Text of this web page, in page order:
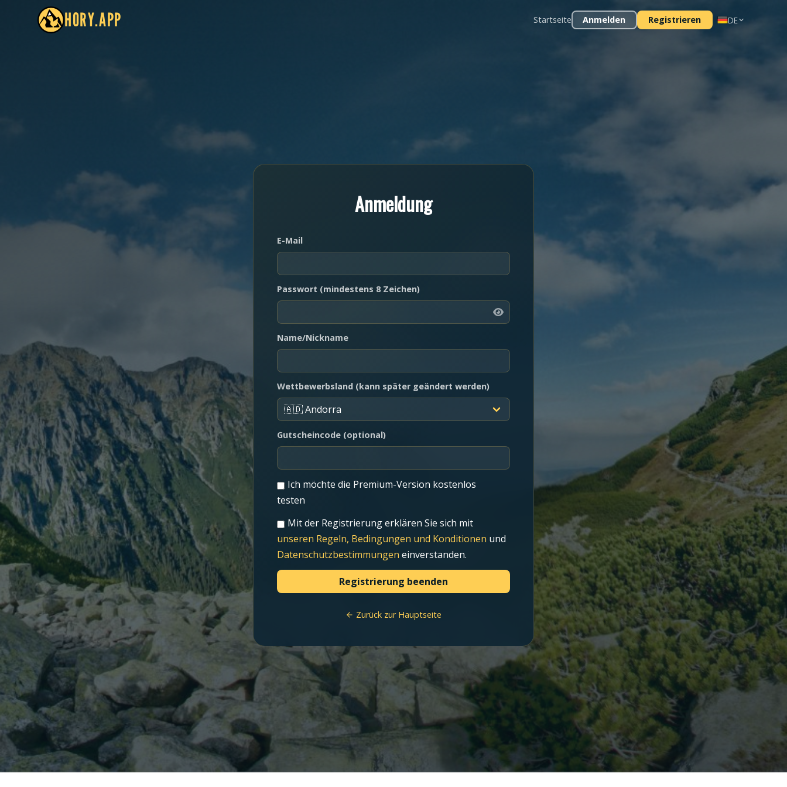
HORY.APP Startseite Anmelden Registrieren DE
Anmeldung
E-Mail
Passwort (mindestens 8 Zeichen)
Name/Nickname
Wettbewerbsland (kann später geändert werden)
Gutscheincode (optional)
Ich möchte die Premium-Version kostenlos
testen
Mit der Registrierung erklären Sie sich mit
unseren Regeln, Bedingungen und Konditionen und
Datenschutzbestimmungen einverstanden.
Zurück zur Hauptseite